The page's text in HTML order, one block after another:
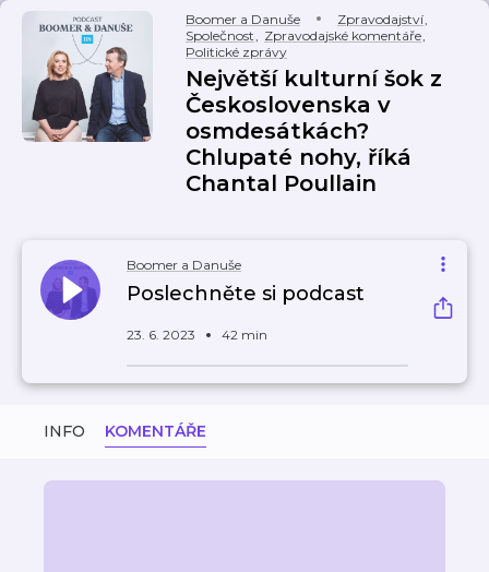
Boomer a Danuše Zpravodajství,
Společnost, Zpravodajské komentáře,
Politické zprávy
Největší kulturní šok z
Československa v
osmdesátkách?
Chlupaté nohy, říká
Chantal Poullain
Boomer a Danuše
Poslechněte si podcast
23. 6. 2023 42 min
INFO KOMENTÁŘE